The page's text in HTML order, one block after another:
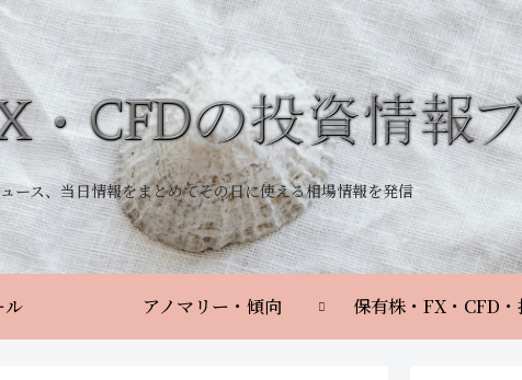
ース、当日情報をまとめてその日に使える相場情報を発信
ル アノマリー・傾向 保有株・FX・CFD